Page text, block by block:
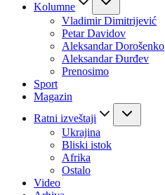
Kolumne
Vladimir Dimitrijević
Petar Davidov
Aleksandar Dorošenko
Aleksandar Đurđev
Prenosimo
Sport
Magazin
Ratni izveštaji
Ukrajina
Bliski istok
Afrika
Ostalo
Video